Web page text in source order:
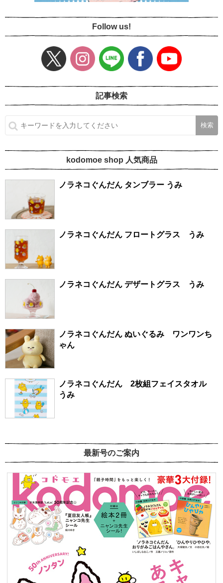
Follow us!
記事検索
kodomoe shop 人気商品
ノラネコぐんだん タンブラー うみ
ノラネコぐんだん フロートグラス うみ
ノラネコぐんだん デザートグラス うみ
ノラネコぐんだん ぬいぐるみ ワンワンち
ゃん
ノラネコぐんだん 2枚組フェイスタオル
うみ
最新号のご案内